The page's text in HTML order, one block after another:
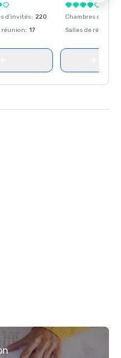
d’invités: 220
réunion: 17
Chambres
Salles de réunion